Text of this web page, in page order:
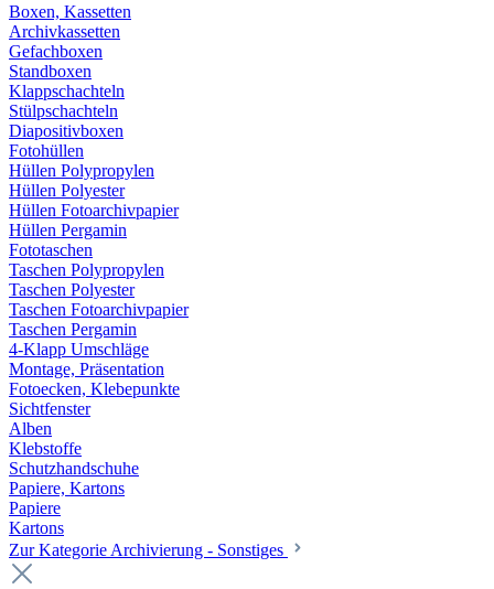
Boxen, Kassetten
Archivkassetten
Gefachboxen
Standboxen
Klappschachteln
Stülpschachteln
Diapositivboxen
Fotohüllen
Hüllen Polypropylen
Hüllen Polyester
Hüllen Fotoarchivpapier
Hüllen Pergamin
Fototaschen
Taschen Polypropylen
Taschen Polyester
Taschen Fotoarchivpapier
Taschen Pergamin
4-Klapp Umschläge
Montage, Präsentation
Fotoecken, Klebepunkte
Sichtfenster
Alben
Klebstoffe
Schutzhandschuhe
Papiere, Kartons
Papiere
Kartons
Zur Kategorie Archivierung - Sonstiges